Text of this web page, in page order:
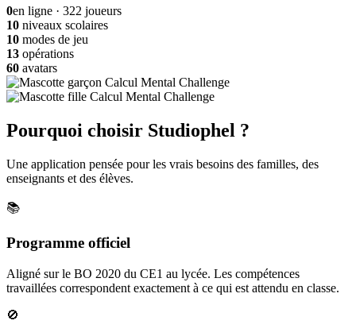
0en ligne · 322 joueurs
10 niveaux scolaires
10 modes de jeu
13 opérations
60 avatars
Pourquoi choisir Studiophel ?
Une application pensée pour les vrais besoins des familles, des
enseignants et des élèves.
📚
Programme officiel
Aligné sur le BO 2020 du CE1 au lycée. Les compétences
travaillées correspondent exactement à ce qui est attendu en classe.
🚫